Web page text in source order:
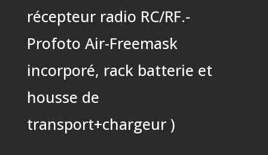
récepteur radio RC/RF.-
Profoto Air-Freemask
incorporé, rack batterie et
housse de
transport+chargeur )